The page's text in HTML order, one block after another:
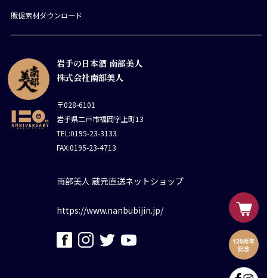
岩手の日本酒 南部美人
株式会社南部美人
〒028-6101
岩手県二戸市福岡字上町13
TEL:0195-23-3133
FAX:0195-23-4713
南部美人 蔵元直送ネットショップ
https://www.nanbubijin.jp/
販促素材ダウンロード